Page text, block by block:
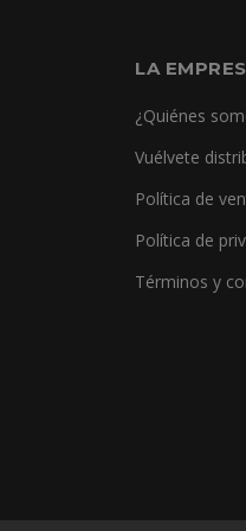
LA
¿Quiénes
Vuélvete
Política de
Política de
Términos y